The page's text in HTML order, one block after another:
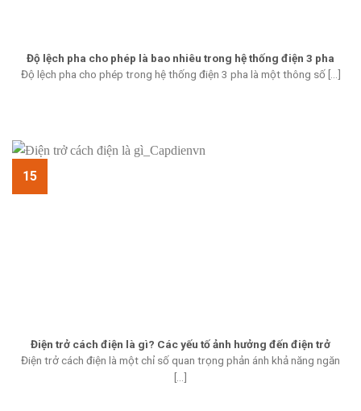
Độ lệch pha cho phép là bao nhiêu trong hệ thống điện 3 pha
Độ lệch pha cho phép trong hệ thống điện 3 pha là một thông số [...]
Điện trở cách điện là gì? Các yếu tố ảnh hưởng đến điện trở
Điện trở cách điện là một chỉ số quan trọng phản ánh khả năng ngăn
[...]
15